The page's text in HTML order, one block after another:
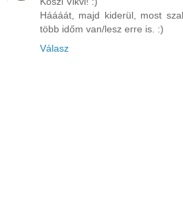
Háááát, majd kiderül, most
több időm van/lesz erre is. :)
Válasz